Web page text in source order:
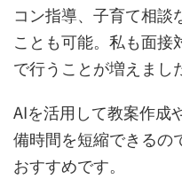
コン指導、子育て相談
ことも可能。私も面接
で行うことが増えまし
AIを活用して教案作成
備時間を短縮できるの
おすすめです。